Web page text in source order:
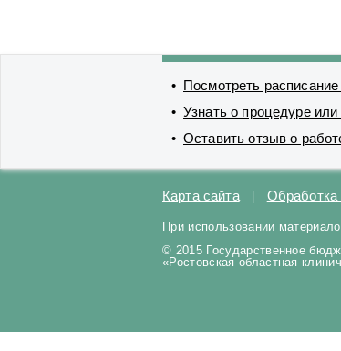
Посмотреть
Узнать о процедуре
Оставить отзыв о
Карта сайта
При использовании
© 2015 Государственное
«Ростовская областная